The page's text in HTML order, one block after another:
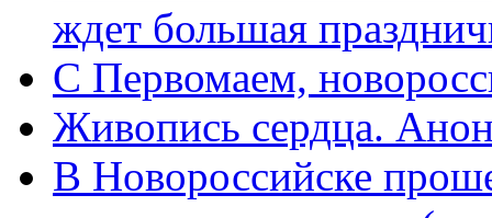
ждет большая
C Первомаем,
Живопись сердца.
В Новороссийске